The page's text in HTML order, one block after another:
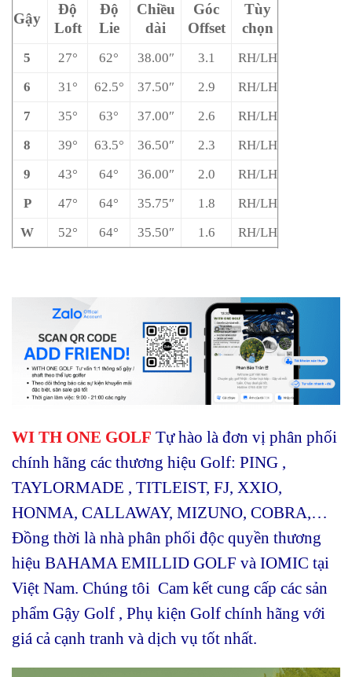
Gậy
Độ
Loft
Độ
Lie
Chiều
dài
Góc
Offset
Tùy
chọn
5 27° 62° 38.00″ 3.1
RH/LH
6
31° 62.5° 37.50″ 2.9
RH/LH
7
35° 63° 37.00″ 2.6
RH/LH
8
39° 63.5° 36.50″ 2.3
RH/LH
9
43° 64° 36.00″ 2.0
RH/LH
P
47° 64° 35.75″ 1.8
RH/LH
W
52° 64° 35.50″ 1.6 RH/LH
WI TH ONE GOLF Tự hào là đơn vị phân phối
chính hãng các thương hiệu Golf: PING ,
TAYLORMADE , TITLEIST, FJ, XXIO,
HONMA, CALLAWAY, MIZUNO, COBRA,…
Đồng thời là nhà phân phối độc quyền thương
hiệu BAHAMA EMILLID GOLF và IOMIC tại
Việt Nam. Chúng tôi Cam kết cung cấp các sản
phẩm Gậy Golf , Phụ kiện Golf chính hãng với
giá cả cạnh tranh và dịch vụ tốt nhất.